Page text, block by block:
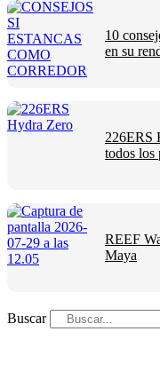
10
en su
226ERS
todos los
REEF
Maya
Buscar